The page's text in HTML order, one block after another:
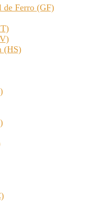
de Ferro (GF)
(HS)